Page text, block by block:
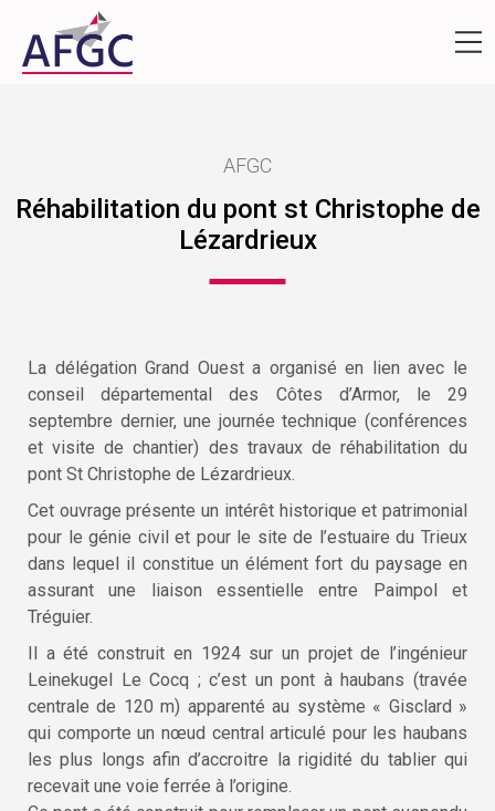
AFGC
Réhabilitation du pont st Christophe de
Lézardrieux
La délégation Grand Ouest a organisé en lien avec le
conseil départemental des Côtes d’Armor, le 29
septembre dernier, une journée technique (conférences
et visite de chantier) des travaux de réhabilitation du
pont St Christophe de Lézardrieux.
Cet ouvrage présente un intérêt historique et patrimonial
pour le génie civil et pour le site de l’estuaire du Trieux
dans lequel il constitue un élément fort du paysage en
assurant une liaison essentielle entre Paimpol et
Tréguier.
Il a été construit en 1924 sur un projet de l’ingénieur
Leinekugel Le Cocq ; c’est un pont à haubans (travée
centrale de 120 m) apparenté au système « Gisclard »
qui comporte un nœud central articulé pour les haubans
les plus longs afin d’accroitre la rigidité du tablier qui
recevait une voie ferrée à l’origine.